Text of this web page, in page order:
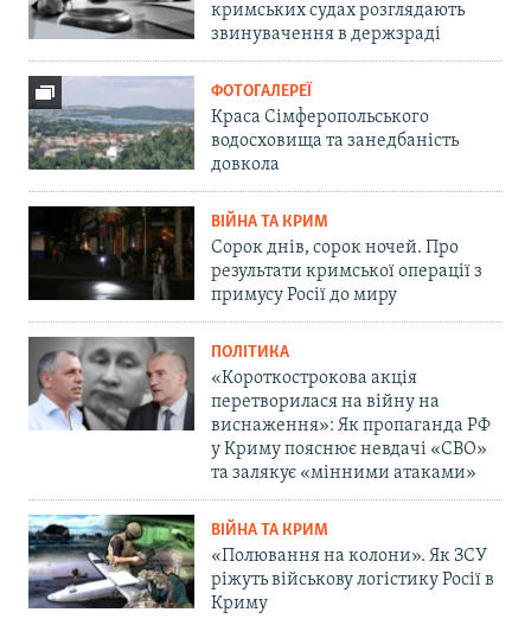
кримських судах розглядають
звинувачення в держзраді
ФОТОГАЛЕРЕЇ
Краса Сімферопольського
водосховища та занедбаність
довкола
ВІЙНА ТА КРИМ
Сорок днів, сорок ночей. Про
результати кримської операції з
примусу Росії до миру
ПОЛІТИКА
«Короткострокова акція
перетворилася на війну на
виснаження»: Як пропаганда РФ
у Криму пояснює невдачі «СВО»
та залякує «мінними атаками»
ВІЙНА ТА КРИМ
«Полювання на колони». Як ЗСУ
ріжуть військову логістику Росії в
Криму